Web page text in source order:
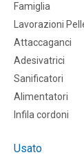
Famiglia
Lavorazioni
Attaccaganci
Adesivatrici
Sanificatori
Alimentatori
Infila cordoni
Usato